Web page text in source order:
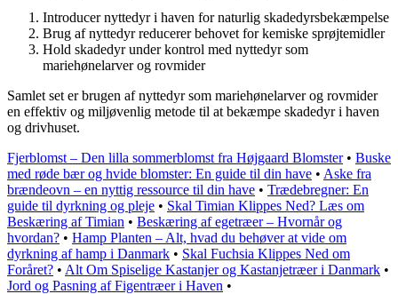
Introducer nyttedyr i haven for naturlig skadedyrsbekæmpelse
Brug af nyttedyr reducerer behovet for kemiske sprøjtemidler
Hold skadedyr under kontrol med nyttedyr som
mariehønelarver og rovmider
Samlet set er brugen af nyttedyr som mariehønelarver og rovmider
en effektiv og miljøvenlig metode til at bekæmpe skadedyr i haven
og drivhuset.
Fjerblomst – Den lilla sommerblomst fra Højgaard Blomster• Buske
med røde bær og hvide blomster: En guide til din have • Aske fra
brændeovn – en nyttig ressource til din have • Trædebregner: En
guide til dyrkning og pleje • Skal Timian Klippes Ned? Læs om
Beskæring af Timian • Beskæring af egetræer – Hvornår og
hvordan? • Hamp Planten – Alt, hvad du behøver at vide om
dyrkning af hamp i Danmark • Skal Fuchsia Klippes Ned om
Foråret? • Alt Om Spiselige Kastanjer og Kastanjetræer i Danmark •
Jord og Pasning af Figentræer i Haven •